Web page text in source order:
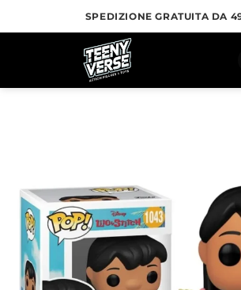
ai
SPEDIZIONE GRATUITA DA